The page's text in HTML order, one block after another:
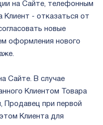
на Сайте, телефонным
Клиент - отказаться от
новые
оформления нового
Сайте. В случае
Клиентом Товара
Продавец при первой
Клиента для